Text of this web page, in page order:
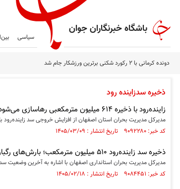
باشگاه خبرنگاران جوان
سیاسی
دونده کرمانی با ۲ رکورد شکنی برترین ورزشکار جام شد
ذخیره سدزاینده رود
زاینده‌رود با ذخیره ۶۱۴ میلیون مترمکعبی رهاسازی می‌شود
مدیرکل مدیریت بحران استان اصفهان از افزایش خروجی سد زاینده‌رود با ظرفیت ۶۱۴ میلیون متر مکعب از ۱۰
کد خبر: ۹۰۹۲۲۸۰ تاریخ انتشار : ۱۴۰۵/۰۳/۰۹
ذخیره سد زاینده‌رود ۵۱۰ میلیون مترمکعب؛ بارش‌های رگباری در پیش است
مدیرکل مدیریت بحران استانداری اصفهان با اشاره به آخرین وضعیت سد زاینده‌رود،
کد خبر: ۹۰۸۴۴۵۱ تاریخ انتشار : ۱۴۰۵/۰۲/۱۸